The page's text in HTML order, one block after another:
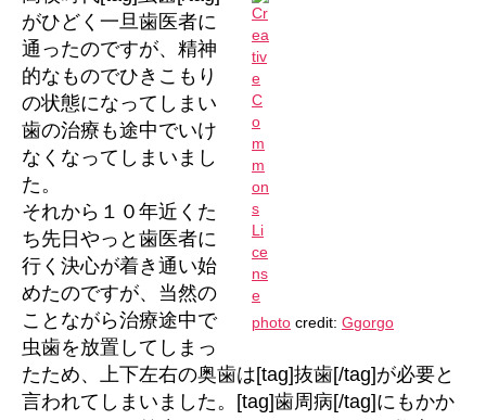
病
治
療
は
同
時
に
め
ら
れ
る？
へ
の
photo credit: Ggorgo
がひどく一旦歯医者に
通ったのですが、精神
的なものでひきこもり
の状態になってしまい
歯の治療も途中でいけ
なくなってしまいまし
た。
それから１０年近くた
ち先日やっと歯医者に
行く決心が着き通い始
めたのですが、当然の
ことながら治療途中で
虫歯を放置してしまっ
たため、上下左右の奥歯は[tag]抜歯[/tag]が必要と
言われてしまいました。[tag]歯周病[/tag]にもかか